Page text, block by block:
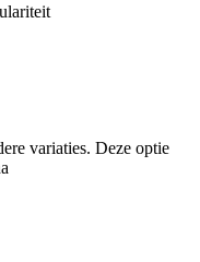
variaties. Deze optie